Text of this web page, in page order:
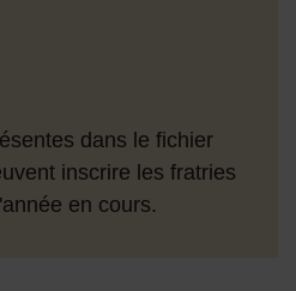
dans le fichier
inscrire les fratries
en cours.